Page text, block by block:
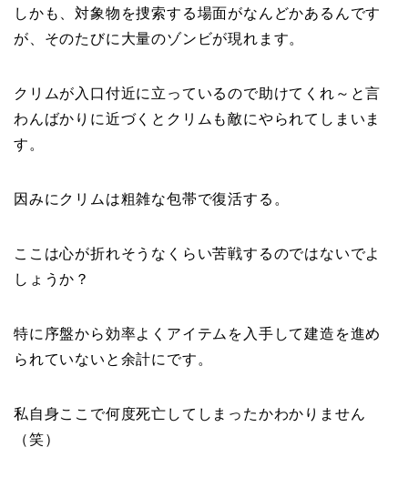
しかも、対象物を捜索する場面がなんどかあるんです
が、そのたびに大量のゾンビが現れます。
クリムが入口付近に立っているので助けてくれ～と言
わんばかりに近づくとクリムも敵にやられてしまいま
す。
因みにクリムは粗雑な包帯で復活する。
ここは心が折れそうなくらい苦戦するのではないでよ
しょうか？
特に序盤から効率よくアイテムを入手して建造を進め
られていないと余計にです。
私自身ここで何度死亡してしまったかわかりません
（笑）